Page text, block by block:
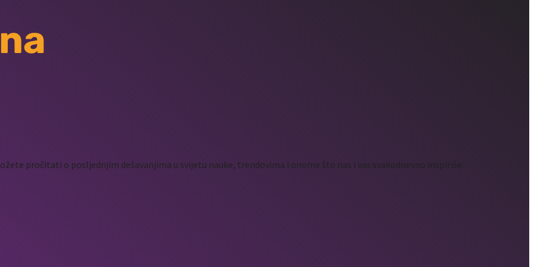
pročitati o posljednjim dešavanjima u svijetu nauke, trendovima i onome što nas i vas svakodnevno inspiriše.